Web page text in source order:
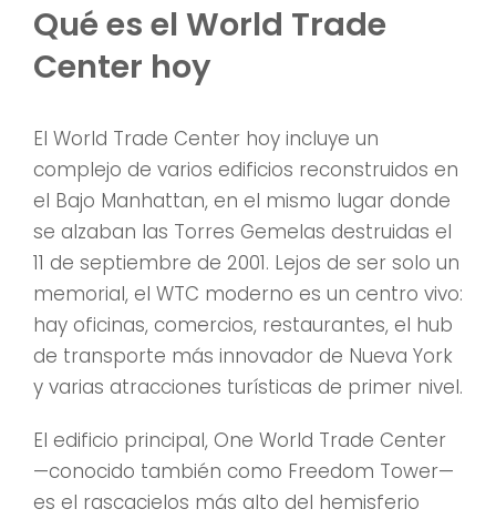
Qué es el World Trade
Center hoy
El World Trade Center hoy incluye un
complejo de varios edificios reconstruidos en
el Bajo Manhattan, en el mismo lugar donde
se alzaban las Torres Gemelas destruidas el
11 de septiembre de 2001. Lejos de ser solo un
memorial, el WTC moderno es un centro vivo:
hay oficinas, comercios, restaurantes, el hub
de transporte más innovador de Nueva York
y varias atracciones turísticas de primer nivel.
El edificio principal, One World Trade Center
—conocido también como Freedom Tower—
es el rascacielos más alto del hemisferio